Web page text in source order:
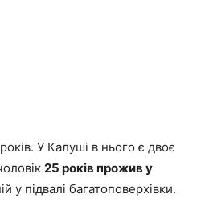
У Калуші в нього є двоє
25 років прожив у
у підвалі багатоповерхівки.